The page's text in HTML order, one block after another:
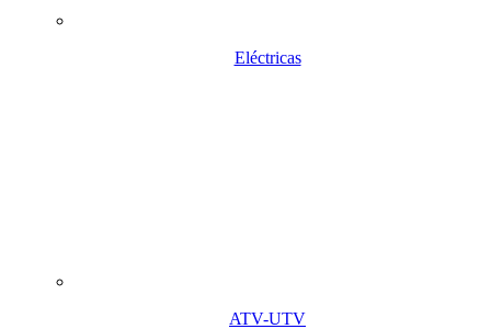
Eléctricas
ATV-UTV